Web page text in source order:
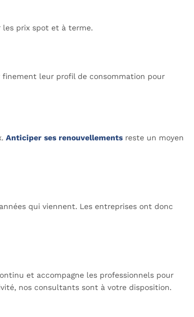
les prix spot et à terme.
finement leur profil de consommation pour
Anticiper ses renouvellements reste un moyen
qui viennent. Les entreprises ont donc
et accompagne les professionnels pour
nos consultants sont à votre disposition.